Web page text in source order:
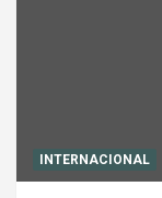
INTERNACIONAL